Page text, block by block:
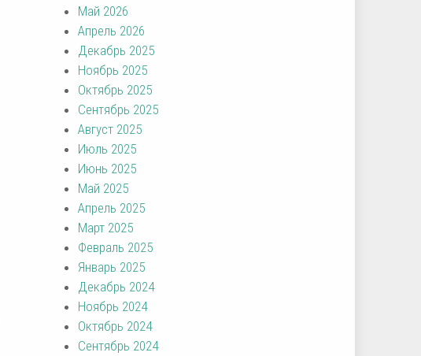
Май 2026
Апрель 2026
Декабрь 2025
Ноябрь 2025
Октябрь 2025
Сентябрь 2025
Август 2025
Июль 2025
Июнь 2025
Май 2025
Апрель 2025
Март 2025
Февраль 2025
Январь 2025
Декабрь 2024
Ноябрь 2024
Октябрь 2024
Сентябрь 2024